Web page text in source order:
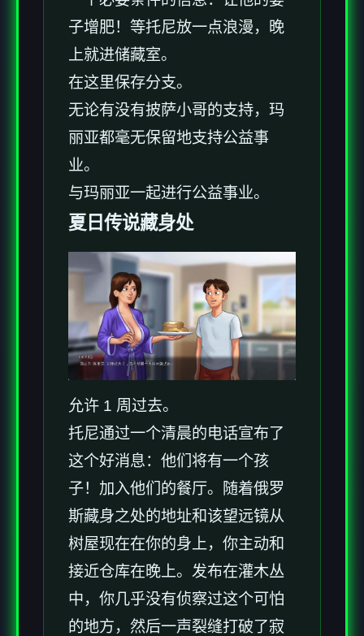
子增肥！等托尼放一点浪漫，晚
上就进储藏室。
在这里保存分支。
无论有没有披萨小哥的支持，玛
丽亚都毫无保留地支持公益事
业。
与玛丽亚一起进行公益事业。
夏日传说藏身处
允许 1 周过去。
托尼通过一个清晨的电话宣布了
这个好消息：他们将有一个孩
子！加入他们的餐厅。随着俄罗
斯藏身之处的地址和该望远镜从
树屋现在在你的身上，你主动和
接近仓库在晚上。发布在灌木丛
中，你几乎没有侦察过这个可怕
的地方，然后一声裂缝打破了寂